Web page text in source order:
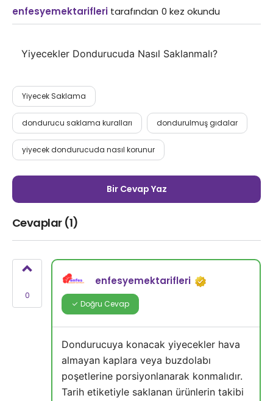
enfesyemektarifleri tarafından 0 kez okundu
Yiyecekler Dondurucuda Nasıl Saklanmalı?
Yiyecek Saklama
dondurucu saklama kuralları dondurulmuş gıdalar
yiyecek dondurucuda nasıl korunur
Bir Cevap Yaz
Cevaplar (1)
0
enfesyemektarifleri
Doğru Cevap
Dondurucuya konacak yiyecekler hava
almayan kaplara veya buzdolabı
poşetlerine porsiyonlanarak konmalıdır.
Tarih etiketiyle saklanan ürünlerin takibi